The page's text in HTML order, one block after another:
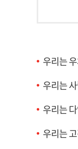
우리는
우리는
우리는
우리는